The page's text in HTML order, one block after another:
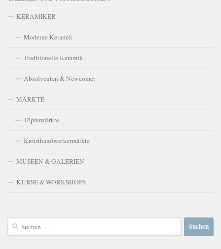
KERAMIKER
Moderne Keramik
Traditionelle Keramik
Absolventen & Newcomer
MÄRKTE
Töpfermärkte
Kunsthandwerkermärkte
MUSEEN & GALERIEN
KURSE & WORKSHOPS
Suchen